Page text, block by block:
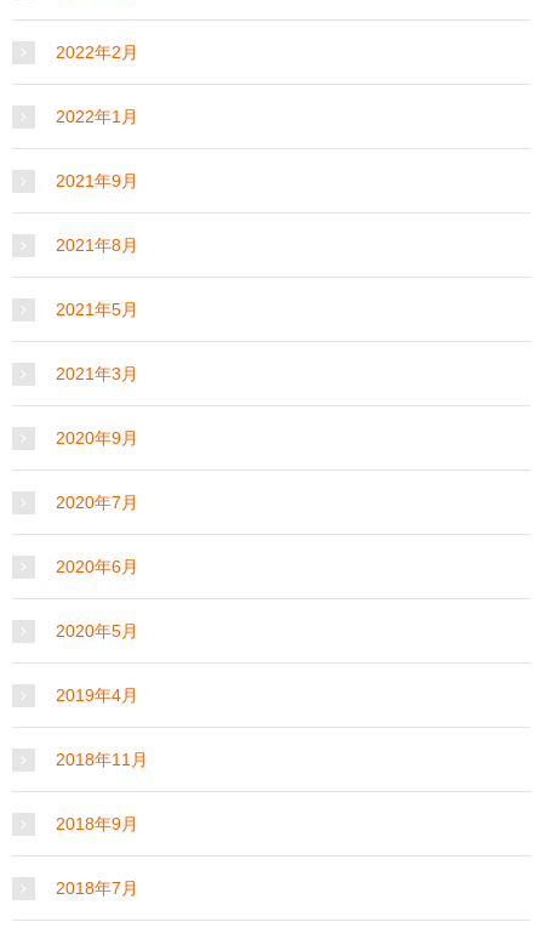
2022年2月
2022年1月
2021年9月
2021年8月
2021年5月
2021年3月
2020年9月
2020年7月
2020年6月
2020年5月
2019年4月
2018年11月
2018年9月
2018年7月